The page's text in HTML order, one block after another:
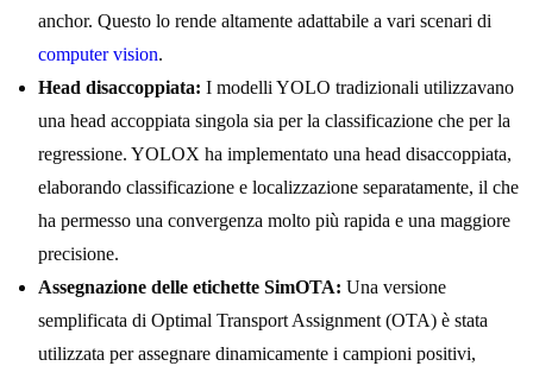
anchor. Questo lo rende altamente adattabile a vari scenari di
computer vision.
Head disaccoppiata: I modelli YOLO tradizionali utilizzavano
una head accoppiata singola sia per la classificazione che per la
regressione. YOLOX ha implementato una head disaccoppiata,
elaborando classificazione e localizzazione separatamente, il che
ha permesso una convergenza molto più rapida e una maggiore
precisione.
Assegnazione delle etichette SimOTA: Una versione
semplificata di Optimal Transport Assignment (OTA) è stata
utilizzata per assegnare dinamicamente i campioni positivi,